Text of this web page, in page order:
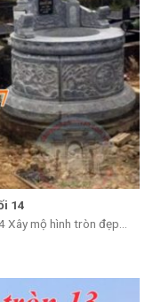
14
mộ hình tròn đẹp...